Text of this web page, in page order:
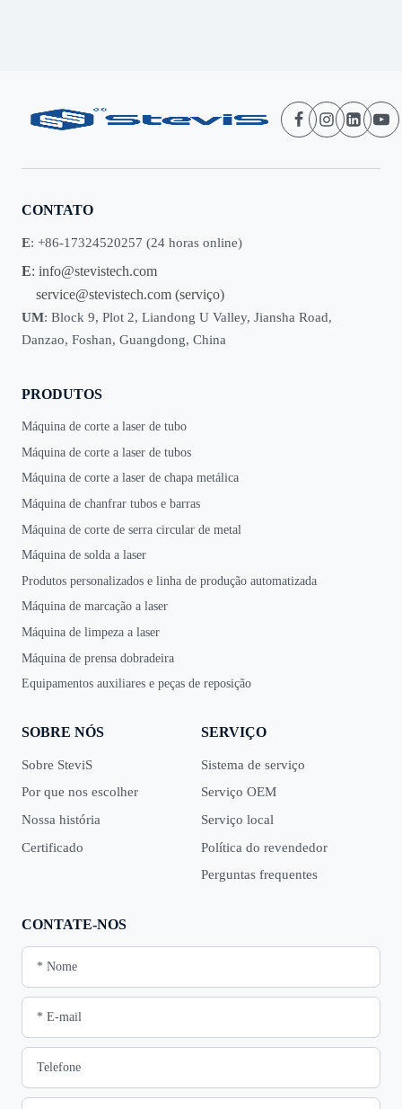
CONTATO
E: +86-17324520257 (24 horas online)
E: info@stevistech.com
service@stevistech.com (serviço)
UM: Block 9, Plot 2, Liandong U Valley, Jiansha Road,
Danzao, Foshan, Guangdong, China
PRODUTOS
Máquina de corte a laser de tubo
Máquina de corte a laser de tubos
Máquina de corte a laser de chapa metálica
Máquina de chanfrar tubos e barras
Máquina de corte de serra circular de metal
Máquina de solda a laser
Produtos personalizados e linha de produção automatizada
Máquina de marcação a laser
Máquina de limpeza a laser
Máquina de prensa dobradeira
Equipamentos auxiliares e peças de reposição
SOBRE NÓS
Sobre SteviS
Por que nos escolher
Nossa história
Certificado
SERVIÇO
Sistema de serviço
Serviço OEM
Serviço local
Política do revendedor
Perguntas frequentes
CONTATE-NOS